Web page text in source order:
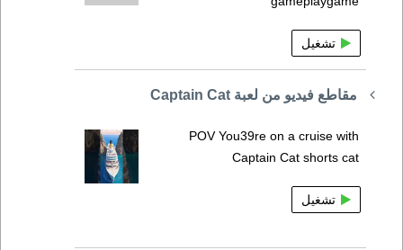
تشغيل
مقاطع فيديو من لعبة Captain Cat
POV You39re on a cruise with
Captain Cat shorts cat
تشغيل